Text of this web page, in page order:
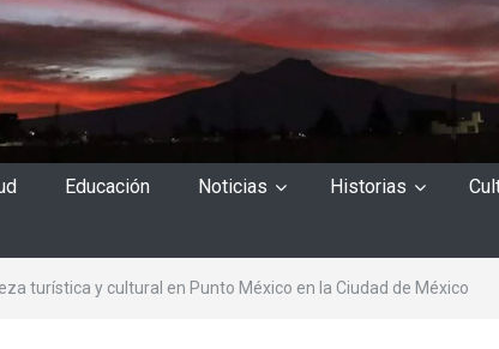
Educación Noticias Historias
turística y cultural en Punto México en la Ciudad de México